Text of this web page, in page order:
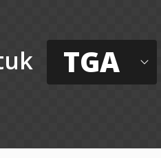
TGA